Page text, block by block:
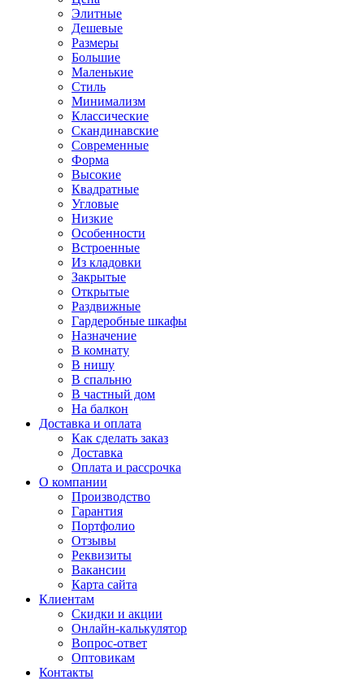
Элитные
Дешевые
Размеры
Большие
Маленькие
Стиль
Минимализм
Классические
Скандинавские
Современные
Форма
Высокие
Квадратные
Угловые
Низкие
Особенности
Встроенные
Из кладовки
Закрытые
Открытые
Раздвижные
Гардеробные шкафы
Назначение
В комнату
В нишу
В спальню
В частный дом
На балкон
Доставка и оплата
Как сделать заказ
Доставка
Оплата и рассрочка
О компании
Производство
Гарантия
Портфолио
Отзывы
Реквизиты
Вакансии
Карта сайта
Клиентам
Скидки и акции
Онлайн-калькулятор
Вопрос-ответ
Оптовикам
Контакты